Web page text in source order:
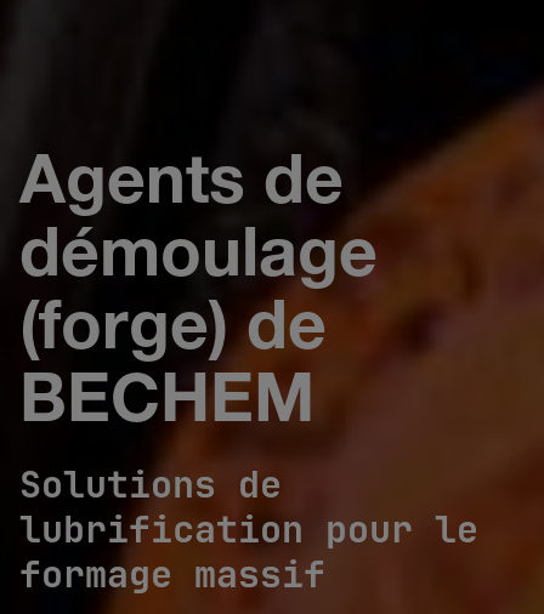
Agents de
démoulage
(forge) de
BECHEM
Solutions de
lubrification pour le
formage massif